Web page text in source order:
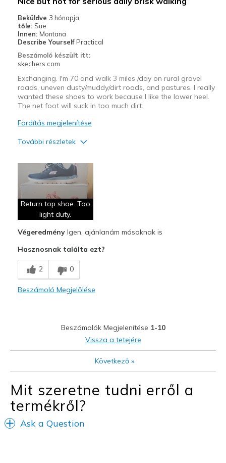
Feels true to size
View On Shoes
Beküldve 3 hónapja
tőle: Sue
Innen: Montana
Describe Yourself Practical
Beszámoló készült itt:
skechers.com
Exchanging. I'm 70 and walk 3 miles /day on rural gravel
roads, uneven dusty/muddy/dirt roads, and pastures. I really
wanted these shoes to work because I like the lower heel.
The net foot will suck in too much dirt.
Fordítás megjelenítése
További részletek
Attractive Design
Breathe Well
Comfortable
Lower heel drop
Kontra
Not rugged enough
Legjobb használat
Normal daily activities
View On Shoes
Shoes are for Wearing
Return top shoe. Too
light duty.
VégeredményIgen, ajánlanám másoknak is
Hasznosnak találta ezt?
2 0
Beszámoló Megjelölése
Beszámolók Megjelenítése 1-10
Vissza a tetejére
Következő»
Mit szeretne tudni erről a
termékről?
Ask a Question